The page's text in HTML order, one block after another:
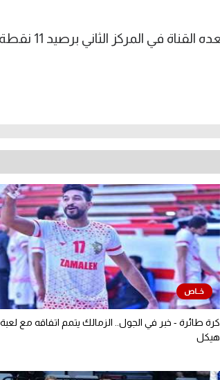
كرة طائرة - خبر في الجول.. الزمالك يتمم اتفاقه مع
هيكل